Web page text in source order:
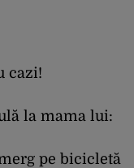
cazi!
la mama lui:
pe bicicletă